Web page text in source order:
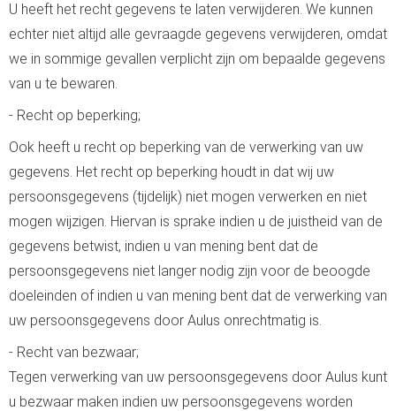
U heeft het recht gegevens te laten verwijderen. We kunnen
echter niet altijd alle gevraagde gegevens verwijderen, omdat
we in sommige gevallen verplicht zijn om bepaalde gegevens
van u te bewaren.
- Recht op beperking;
Ook heeft u recht op beperking van de verwerking van uw
gegevens. Het recht op beperking houdt in dat wij uw
persoonsgegevens (tijdelijk) niet mogen verwerken en niet
mogen wijzigen. Hiervan is sprake indien u de juistheid van de
gegevens betwist, indien u van mening bent dat de
persoonsgegevens niet langer nodig zijn voor de beoogde
doeleinden of indien u van mening bent dat de verwerking van
uw persoonsgegevens door Aulus onrechtmatig is.
- Recht van bezwaar;
Tegen verwerking van uw persoonsgegevens door Aulus kunt
u bezwaar maken indien uw persoonsgegevens worden